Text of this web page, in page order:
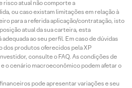
risco atual não comporte a
ou caso existam limitações em relação à
para a referida aplicação/contratação, isto
atual da sua carteira, esta
ao seu perfil. Em caso de dúvidas
dos produtos oferecidos pela XP
consulte o FAQ. As condições de
o cenário macroeconômico podem afetar o
pode apresentar variações e seu